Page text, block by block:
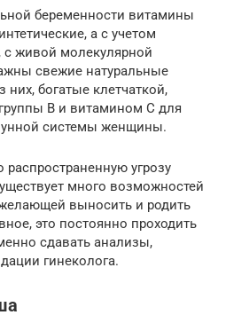
беременности витамины
а с учетом
с живой молекулярной
свежие натуральные
богатые клетчаткой,
В и витамином С для
системы женщины.
угрозу
много возможностей
выносить и родить
это постоянно проходить
сдавать анализы,
гинеколога.